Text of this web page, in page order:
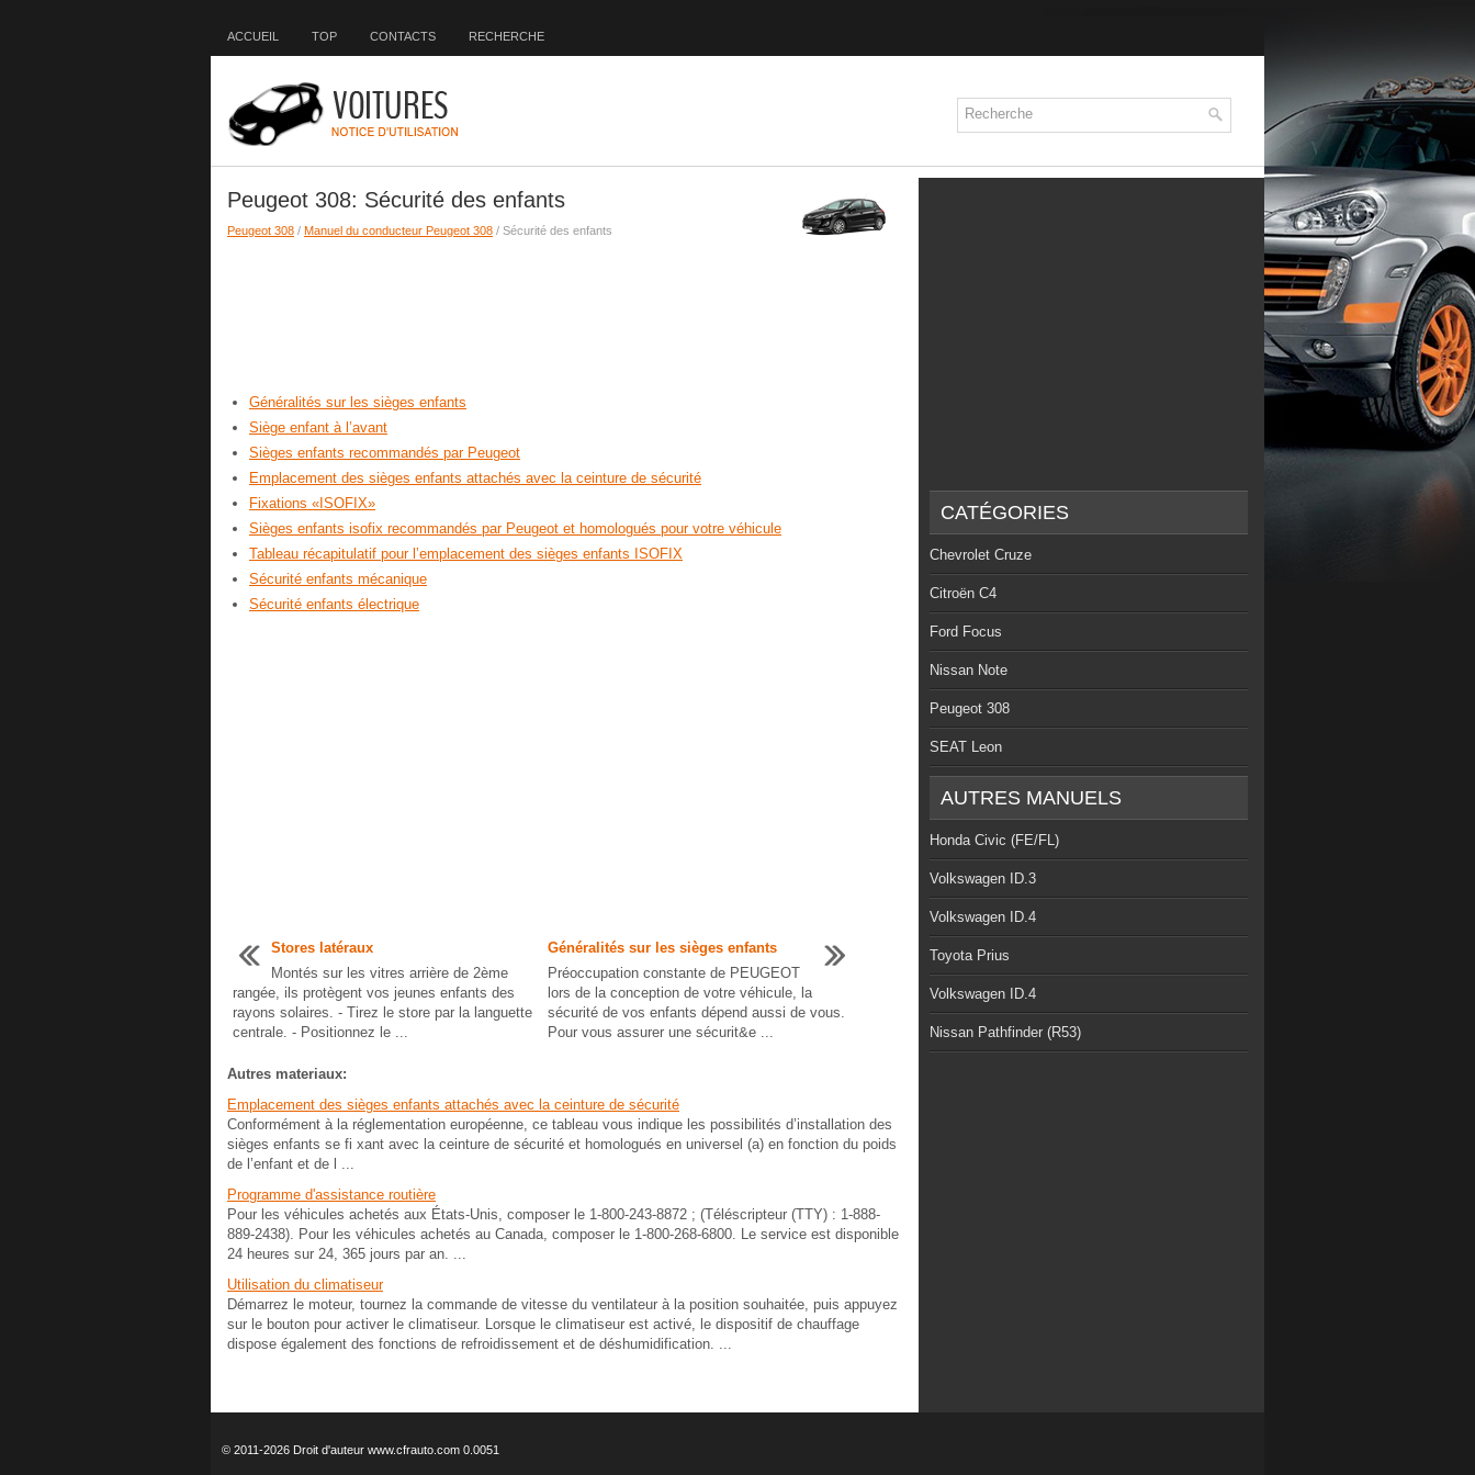
ACCUEIL TOP CONTACTS RECHERCHE
Peugeot 308: Sécurité des enfants
Peugeot 308 / Manuel du conducteur Peugeot 308 / Sécurité des enfants
Généralités sur les sièges enfants
Siège enfant à l’avant
Sièges enfants recommandés par Peugeot
Emplacement des sièges enfants attachés avec la ceinture de sécurité
Fixations «ISOFIX»
Sièges enfants isofix recommandés par Peugeot et homologués pour votre véhicule
Tableau récapitulatif pour l’emplacement des sièges enfants ISOFIX
Sécurité enfants mécanique
Sécurité enfants électrique
Stores latéraux
Montés sur les vitres arrière de 2ème
rangée, ils protègent vos jeunes enfants des
rayons solaires. - Tirez le store par la languette
centrale. - Positionnez le ...
Généralités sur les sièges enfants
Préoccupation constante de PEUGEOT
lors de la conception de votre véhicule, la
sécurité de vos enfants dépend aussi de vous.
Pour vous assurer une sécurit&e ...
Autres materiaux:
Emplacement des sièges enfants attachés avec la ceinture de sécurité
Conformément à la réglementation européenne, ce tableau vous indique les possibilités d’installation des
sièges enfants se fi xant avec la ceinture de sécurité et homologués en universel (a) en fonction du poids
de l’enfant et de l ...
Programme d'assistance routière
Pour les véhicules achetés aux États-Unis, composer le 1-800-243-8872 ; (Téléscripteur (TTY) : 1-888-
889-2438). Pour les véhicules achetés au Canada, composer le 1-800-268-6800. Le service est disponible
24 heures sur 24, 365 jours par an. ...
Utilisation du climatiseur
Démarrez le moteur, tournez la commande de vitesse du ventilateur à la position souhaitée, puis appuyez
sur le bouton pour activer le climatiseur. Lorsque le climatiseur est activé, le dispositif de chauffage
dispose également des fonctions de refroidissement et de déshumidification. ...
CATÉGORIES
Chevrolet Cruze
Citroën C4
Ford Focus
Nissan Note
Peugeot 308
SEAT Leon
AUTRES MANUELS
Honda Civic (FE/FL)
Volkswagen ID.3
Volkswagen ID.4
Toyota Prius
Volkswagen ID.4
Nissan Pathfinder (R53)
© 2011-2026 Droit d'auteur www.cfrauto.com 0.0051